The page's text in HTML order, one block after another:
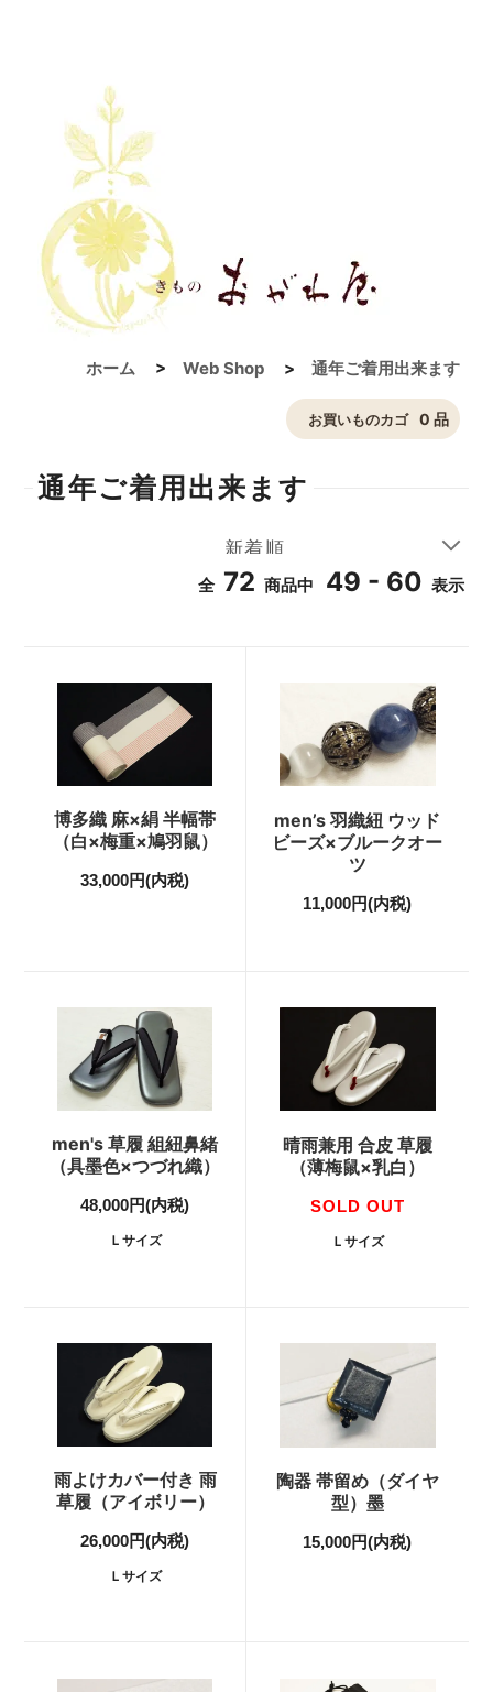
ホーム > Web Shop > 通年ご着用出来ます
お買いものカゴ 0 品
通年ご着用出来ます
全 72 商品中 49 - 60 表示
博多織 麻×絹 半幅帯
（白×梅重×鳩羽鼠）
33,000円(内税)
men’s 羽織紐 ウッド
ビーズ×ブルークオー
ツ
11,000円(内税)
men's 草履 組紐鼻緒
（具墨色×つづれ織）
48,000円(内税)
Ｌサイズ
晴雨兼用 合皮 草履
（薄梅鼠×乳白）
SOLD OUT
Ｌサイズ
雨よけカバー付き 雨
草履（アイボリー）
26,000円(内税)
Ｌサイズ
陶器 帯留め（ダイヤ
型）墨
15,000円(内税)